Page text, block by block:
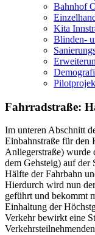
Bahnhof
Kita
Blinden-
Fahrradstraße:
Im unteren Abschnitt
Einbahnstraße für den
Anliegerstraße) wurde
dem Gehsteig) auf der
Hälfte der Fahrbahn
Hierdurch wird nun
geführt und bekommt
Einhaltung der
Verkehr bewirkt eine